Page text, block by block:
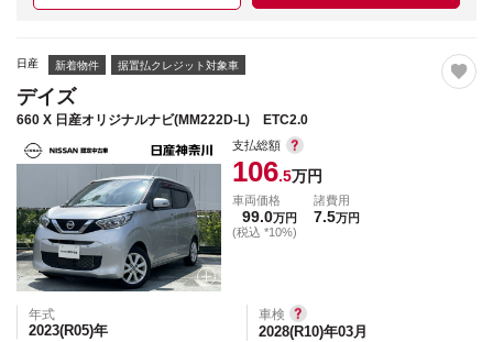
日産 新着物件 据置払クレジット対象車
デイズ
660 X 日産オリジナルナビ(MM222D-L) ETC2.0
支払総額
106.5万円
車両価格
99.0万円
(税込 *10%)
諸費用
7.5万円
年式
2023(R05)年
車検
2028(R10)年03月